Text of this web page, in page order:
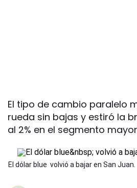
El tipo de cambio paralelo
rueda sin bajas y estiró la
al 2% en el segmento
El dólar blue volvió a bajar en San Juan.